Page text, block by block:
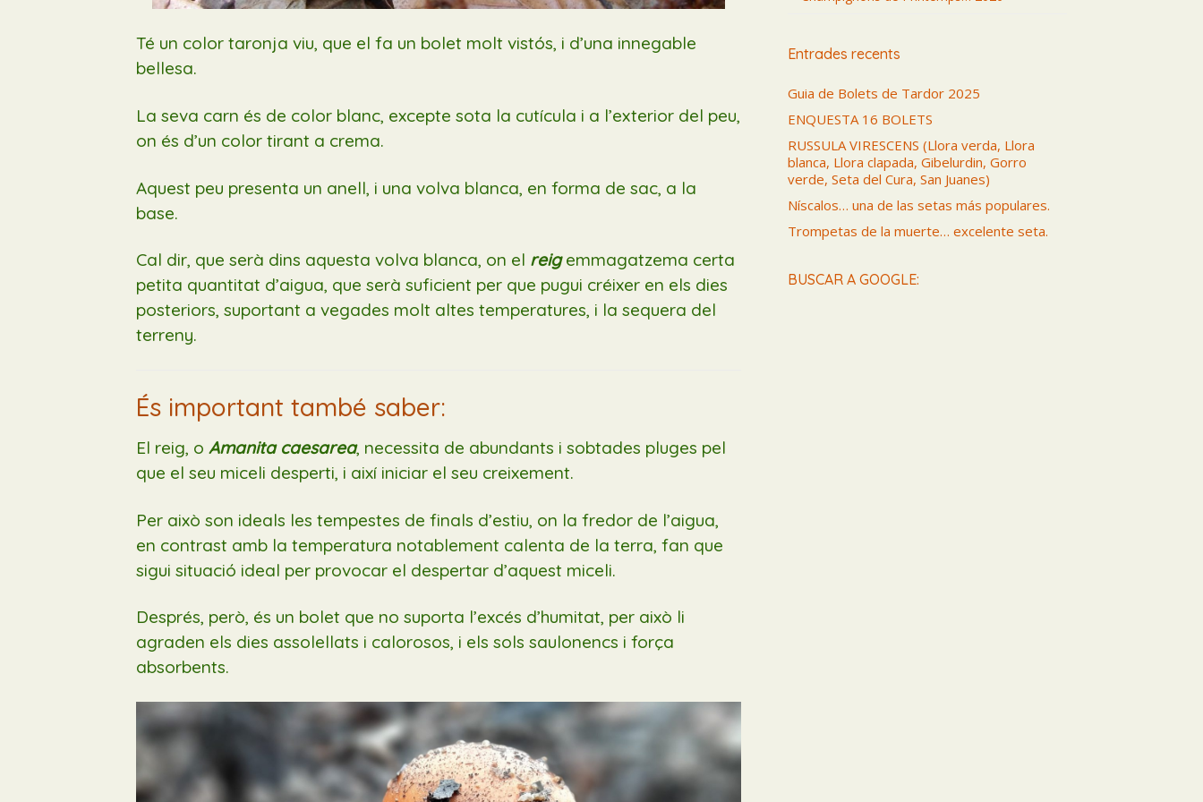
Té un color taronja viu, que el fa un bolet molt vistós, i d’una innegable
bellesa.
La seva carn és de color blanc, excepte sota la cutícula i a l’exterior del peu,
on és d’un color tirant a crema.
Aquest peu presenta un anell, i una volva blanca, en forma de sac, a la
base.
Cal dir, que serà dins aquesta volva blanca, on el reig emmagatzema certa
petita quantitat d’aigua, que serà suficient per que pugui créixer en els dies
posteriors, suportant a vegades molt altes temperatures, i la sequera del
terreny.
És important també saber:
El reig, o Amanita caesarea, necessita de abundants i sobtades pluges pel
que el seu miceli desperti, i així iniciar el seu creixement.
Per això son ideals les tempestes de finals d’estiu, on la fredor de l’aigua,
en contrast amb la temperatura notablement calenta de la terra, fan que
sigui situació ideal per provocar el despertar d’aquest miceli.
Després, però, és un bolet que no suporta l’excés d’humitat, per això li
agraden els dies assolellats i calorosos, i els sols saulonencs i força
absorbents.
Entrades recents
Guia de Bolets de Tardor 2025
ENQUESTA 16 BOLETS
RUSSULA VIRESCENS (Llora verda, Llora
blanca, Llora clapada, Gibelurdin, Gorro
verde, Seta del Cura, San Juanes)
Níscalos… una de las setas más populares.
Trompetas de la muerte… excelente seta.
BUSCAR A GOOGLE: